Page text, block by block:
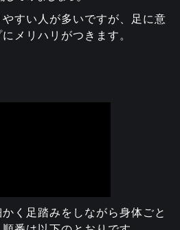
すい人が多いですが、足に意
メリハリがつきます。
く足踏みをしながら身体ごと